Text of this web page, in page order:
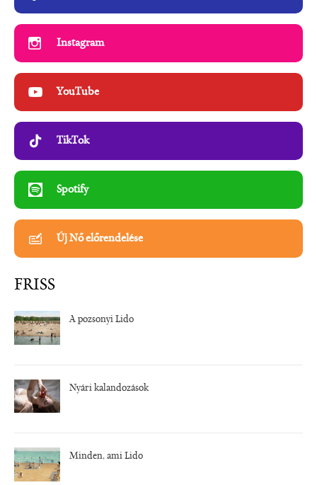
Instagram
YouTube
TikTok
Spotify
Új Nő előrendelése
FRISS
A pozsonyi Lido
Nyári kalandozások
Minden, ami Lido